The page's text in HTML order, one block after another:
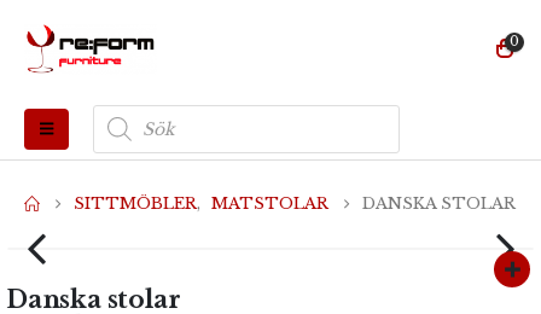
0
Produktsökning
SITTMÖBLER, MATSTOLAR DANSKA STOLAR
Danska stolar